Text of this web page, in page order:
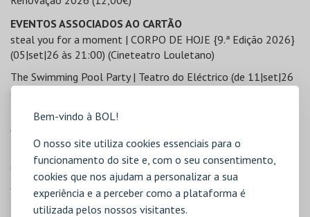
Bem-vindo à BOL!
O nosso site utiliza cookies essenciais para o
funcionamento do site e, com o seu consentimento,
cookies que nos ajudam a personalizar a sua
experiência e a perceber como a plataforma é
utilizada pelos nossos visitantes.
EVENTOS ASSOCIADOS AO CARTÃO
steal you for a moment | CORPO DE HOJE {9.ª Edição 2026}
(05|set|26 às 21:00) (Cineteatro Louletano)
The Swimming Pool Party | Teatro do Eléctrico (de 11|set|26
a 12|set|26) (Cineteatro Louletano)
Pedro Moutinho & Hélder Moutinho: Os Poetas Convidados
(13|set|26 às 17:00) (Cineteatro Louletano)
KITADA | Marga Alfeirão / Projeto Casa (18|set|26 às 21:00)
(Cineteatro Louletano)
CRATERA | André Braga e Cláudia Figueiredo / CRL – Central
Elétrica (20|set|26 às 17:00) (Cineteatro Louletano)